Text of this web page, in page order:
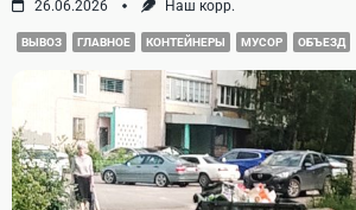
26.06.2026 Наш корр.
ВЫВОЗ ГЛАВНОЕ КОНТЕЙНЕРЫ МУСОР ОБЪЕЗД